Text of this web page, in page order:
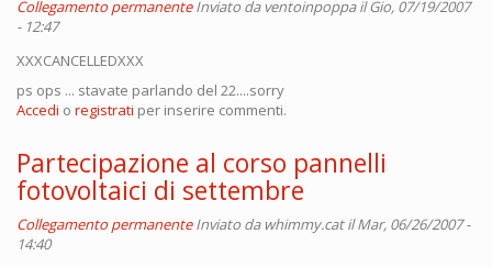
Collegamento permanente Inviato daventoinpoppail Gio, 07/19/2007
- 12:47
XXXCANCELLEDXXX
ps ops ... stavate parlando del 22....sorry
Accedi o registrati per inserire commenti.
Partecipazione al corso pannelli
fotovoltaici di settembre
Collegamento permanente Inviato da whimmy.catil Mar, 06/26/2007 -
14:40